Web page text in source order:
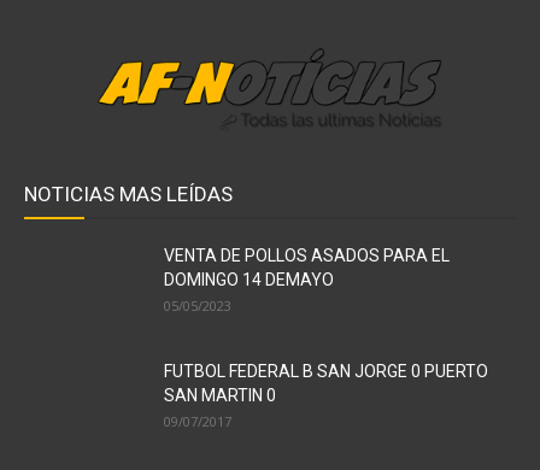
NOTICIAS MAS LEÍDAS
VENTA DE POLLOS ASADOS PARA EL
DOMINGO 14 DEMAYO
05/05/2023
FUTBOL FEDERAL B SAN JORGE 0 PUERTO
SAN MARTIN 0
09/07/2017